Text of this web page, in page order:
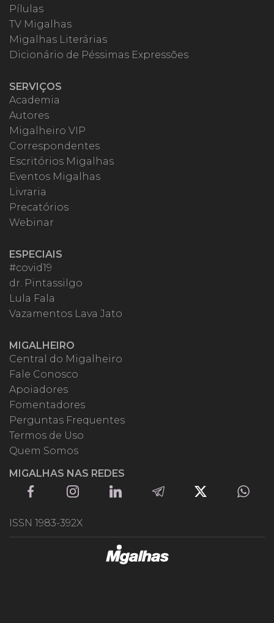
Pílulas
TV Migalhas
Migalhas Literárias
Dicionário de Péssimas Expressões
SERVIÇOS
Academia
Autores
Migalheiro VIP
Correspondentes
Escritórios Migalhas
Eventos Migalhas
Livraria
Precatórios
Webinar
ESPECIAIS
#covid19
dr. Pintassilgo
Lula Fala
Vazamentos Lava Jato
MIGALHEIRO
Central do Migalheiro
Fale Conosco
Apoiadores
Fomentadores
Perguntas Frequentes
Termos de Uso
Quem Somos
MIGALHAS NAS REDES
ISSN 1983-392X